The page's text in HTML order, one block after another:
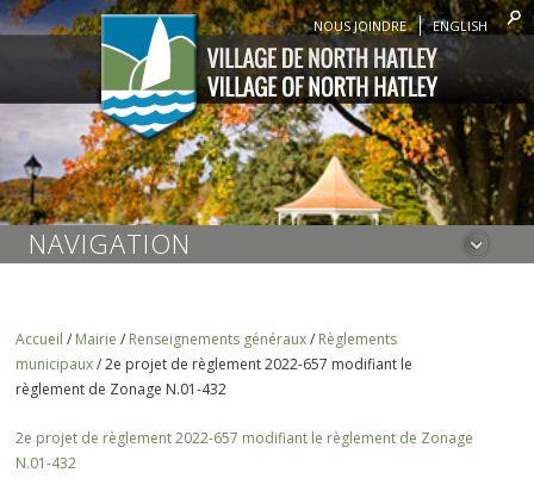
NOUS JOINDRE ENGLISH
NAVIGATION
Accueil / Mairie / Renseignements généraux/ Règlements
municipaux/2e projet de règlement 2022-657 modifiant le
règlement de Zonage N.01-432
2e projet de règlement 2022-657 modifiant le règlement de Zonage
N.01-432